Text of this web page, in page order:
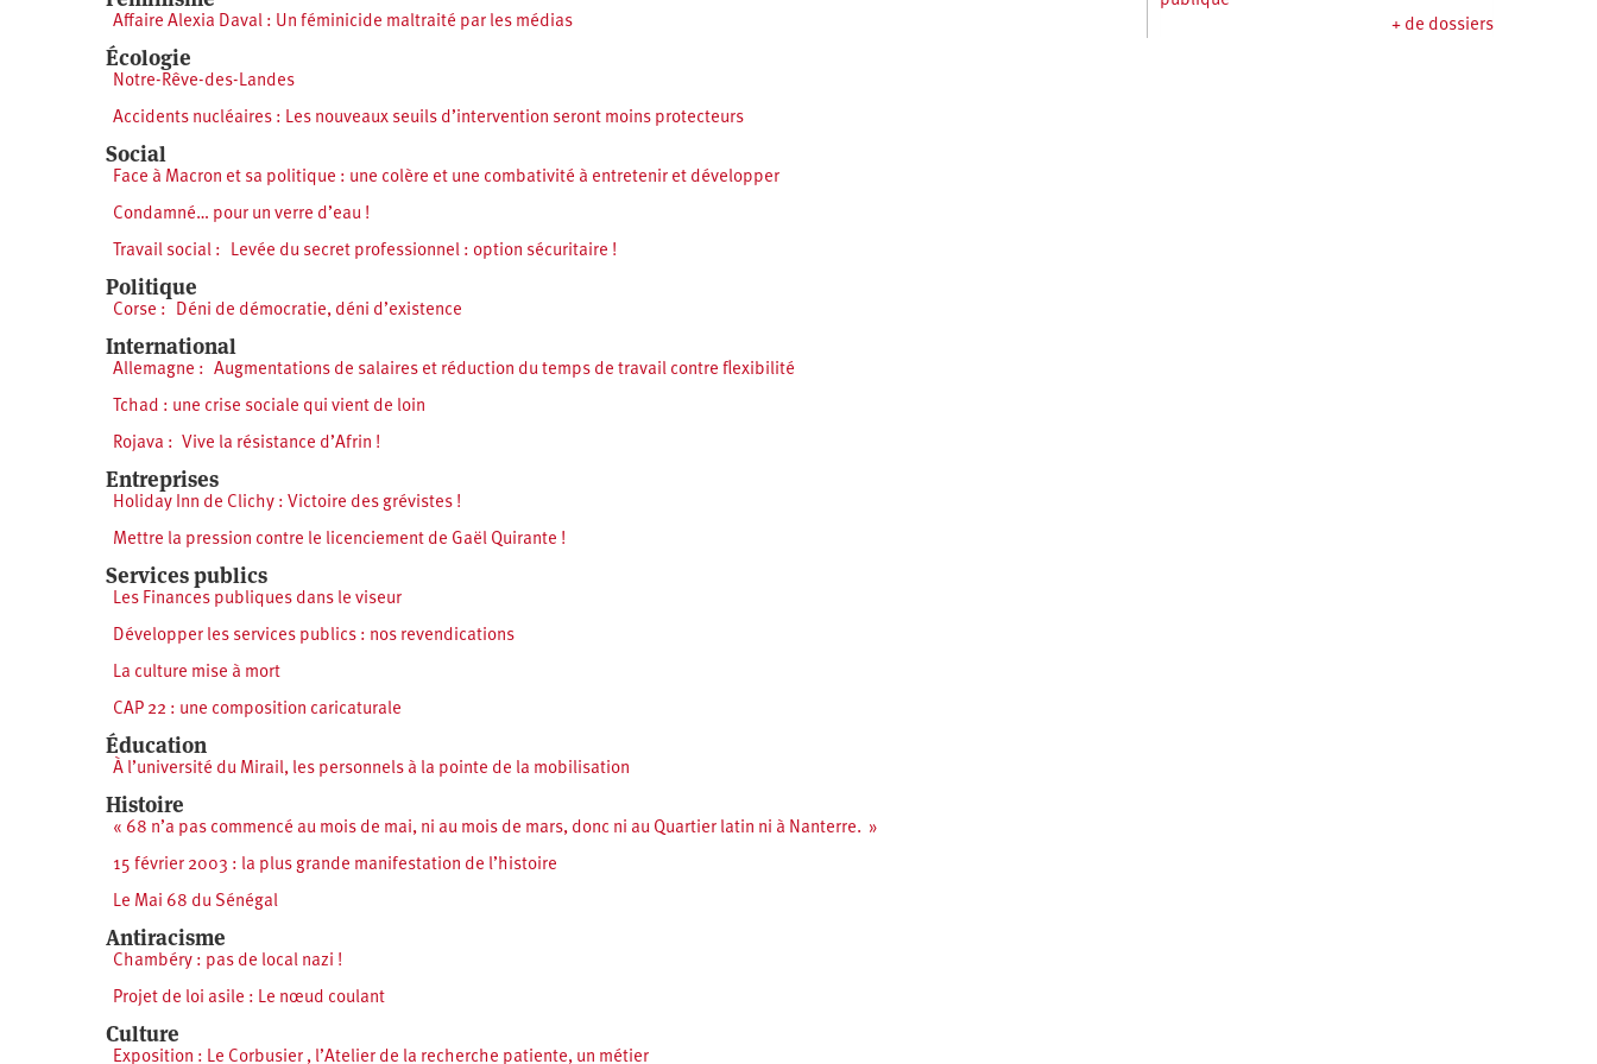
Affaire Alexia Daval : Un féminicide maltraité par les médias
Écologie
Notre-Rêve-des-Landes
Accidents nucléaires : Les nouveaux seuils d’intervention seront moins protecteurs
Social
Face à Macron et sa politique : une colère et une combativité à entretenir et développer
Condamné… pour un verre d’eau !
Travail social : Levée du secret professionnel : option sécuritaire !
Politique
Corse : Déni de démocratie, déni d’existence
International
Allemagne : Augmentations de salaires et réduction du temps de travail contre flexibilité
Tchad : une crise sociale qui vient de loin
Rojava : Vive la résistance d’Afrin !
Entreprises
Holiday Inn de Clichy : Victoire des grévistes !
Mettre la pression contre le licenciement de Gaël Quirante !
Services publics
Les Finances publiques dans le viseur
Développer les services publics : nos revendications
La culture mise à mort
CAP 22 : une composition caricaturale
Éducation
À l’université du Mirail, les personnels à la pointe de la mobilisation
Histoire
« 68 n’a pas commencé au mois de mai, ni au mois de mars, donc ni au Quartier latin ni à Nanterre. »
15 février 2003 : la plus grande manifestation de l’histoire
Le Mai 68 du Sénégal
Antiracisme
Chambéry : pas de local nazi !
Projet de loi asile : Le nœud coulant
Culture
Exposition : Le Corbusier , l’Atelier de la recherche patiente, un métier
+ de dossiers